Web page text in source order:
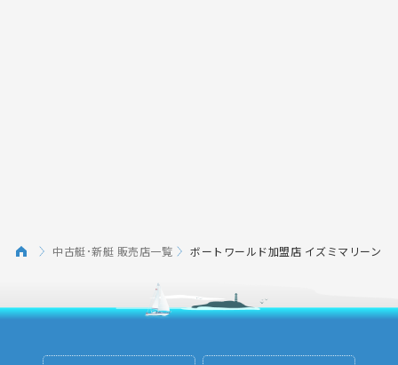
中古艇･新艇 販売店一覧 ボートワールド加盟店 イズミマリーン